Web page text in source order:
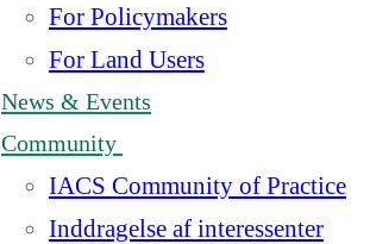
For Policymakers
For Land Users
News & Events
Community
IACS Community of Practice
Inddragelse af interessenter